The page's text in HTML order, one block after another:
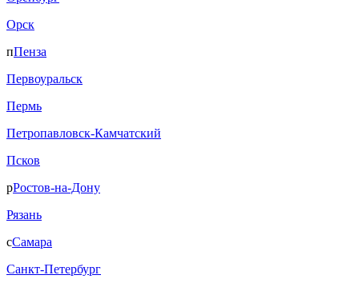
Орск
пПенза
Первоуральск
Пермь
Петропавловск-Камчатский
Псков
рРостов-на-Дону
Рязань
сСамара
Санкт-Петербург